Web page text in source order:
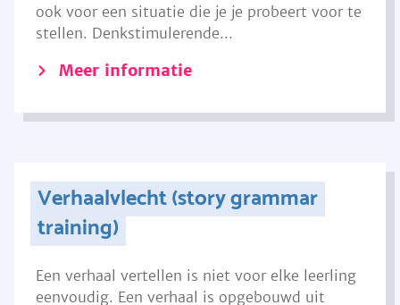
ook voor een situatie die je je probeert voor te
stellen. Denkstimulerende...
Meer informatie
Verhaalvlecht (story grammar
training)
Een verhaal vertellen is niet voor elke leerling
eenvoudig. Een verhaal is opgebouwd uit